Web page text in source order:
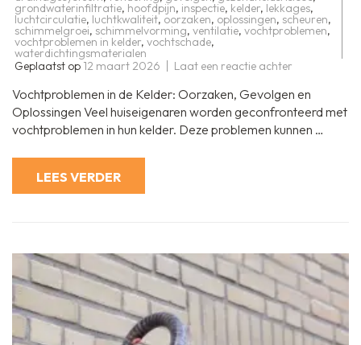
grondwaterinfiltratie, hoofdpijn, inspectie, kelder, lekkages,
luchtcirculatie, luchtkwaliteit, oorzaken, oplossingen, scheuren,
schimmelgroei, schimmelvorming, ventilatie, vochtproblemen,
vochtproblemen in kelder, vochtschade,
waterdichtingsmaterialen
Geplaatst op 12 maart 2026 Laat een reactie achter
voor
in
de
Vochtproblemen in de Kelder: Oorzaken, Gevolgen en
Oplossingen Veel huiseigenaren worden geconfronteerd met
vochtproblemen in hun kelder. Deze problemen kunnen …
LEES VERDER